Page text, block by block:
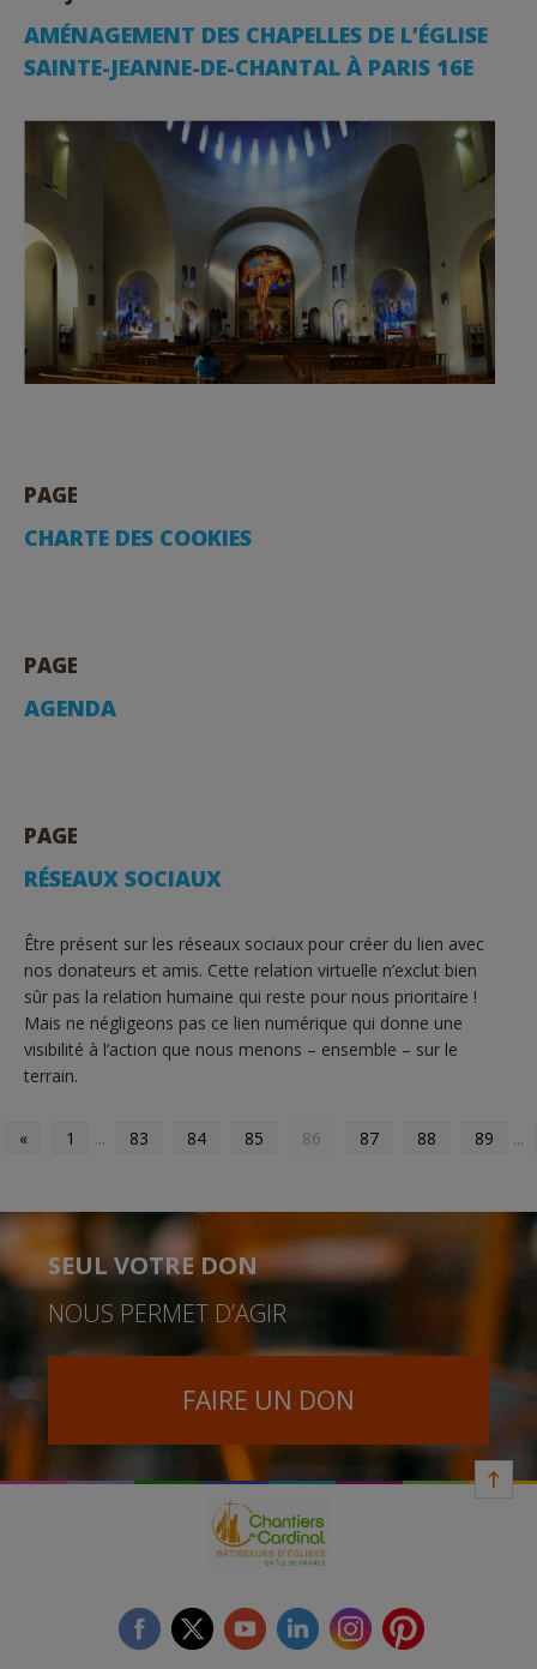
AMÉNAGEMENT DES CHAPELLES DE L’ÉGLISE
SAINTE-JEANNE-DE-CHANTAL À PARIS 16E
PAGE
CHARTE DES COOKIES
PAGE
AGENDA
PAGE
RÉSEAUX SOCIAUX
Être présent sur les réseaux sociaux pour créer du lien avec
nos donateurs et amis. Cette relation virtuelle n’exclut bien
sûr pas la relation humaine qui reste pour nous prioritaire !
Mais ne négligeons pas ce lien numérique qui donne une
visibilité à l’action que nous menons – ensemble – sur le
terrain.
« 1 ... 83 84 85 86 87 88 89 ...
SEUL VOTRE DON
NOUS PERMET D’AGIR
FAIRE UN DON
facebooktwitter youtube linkedin instagram